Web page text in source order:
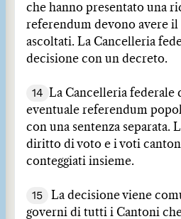
che hanno presentato una
referendum devono avere
ascoltati. La Cancelleria
decisione con un decreto.
14
La Cancelleria
eventuale referendum
con una sentenza separata.
diritto di voto e i voti
conteggiati insieme.
15
La decisione viene
governi di tutti i Cantoni